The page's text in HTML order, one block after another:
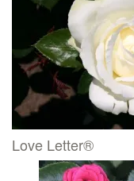
Love Letter®